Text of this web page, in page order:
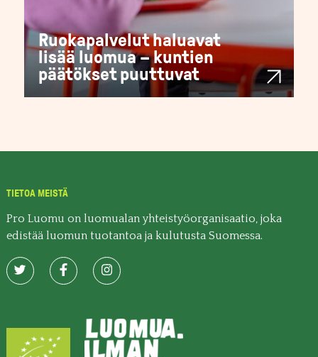
Ruokapalvelut haluavat
lisää luomua – kuntien
päätökset puuttuvat
TIETOA MEISTÄ
Pro Luomu on luomualan yhteistyöorganisaatio, joka
edistää luomun tuotantoa ja kulutusta Suomessa.